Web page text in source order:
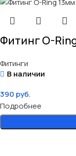
Фитинг O-
Фитинги
В наличии
390 руб.
Подробнее